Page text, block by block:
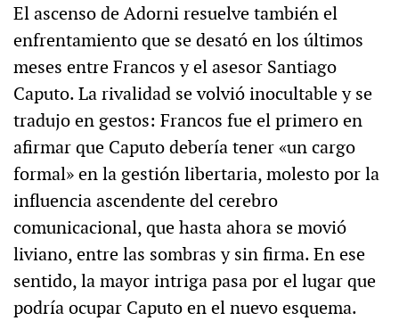
El ascenso de Adorni resuelve también el
enfrentamiento que se desató en los últimos
meses entre Francos y el asesor Santiago
Caputo. La rivalidad se volvió inocultable y se
tradujo en gestos: Francos fue el primero en
afirmar que Caputo debería tener «un cargo
formal» en la gestión libertaria, molesto por la
influencia ascendente del cerebro
comunicacional, que hasta ahora se movió
liviano, entre las sombras y sin firma. En ese
sentido, la mayor intriga pasa por el lugar que
podría ocupar Caputo en el nuevo esquema.